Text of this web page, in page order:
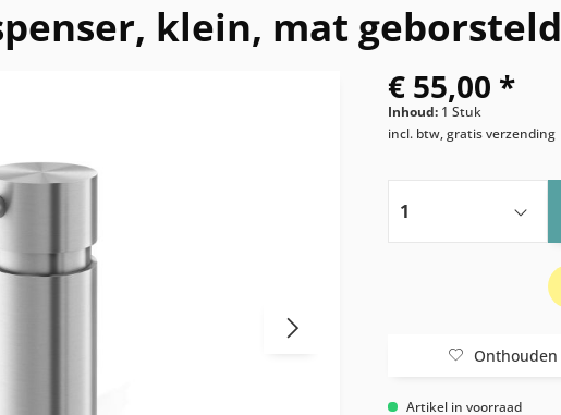
klein, mat geborsteld
€ 55,00 *
Inhoud: 1 Stuk
incl. btw, gratis verzending
Onthouden
Artikel in voorraad